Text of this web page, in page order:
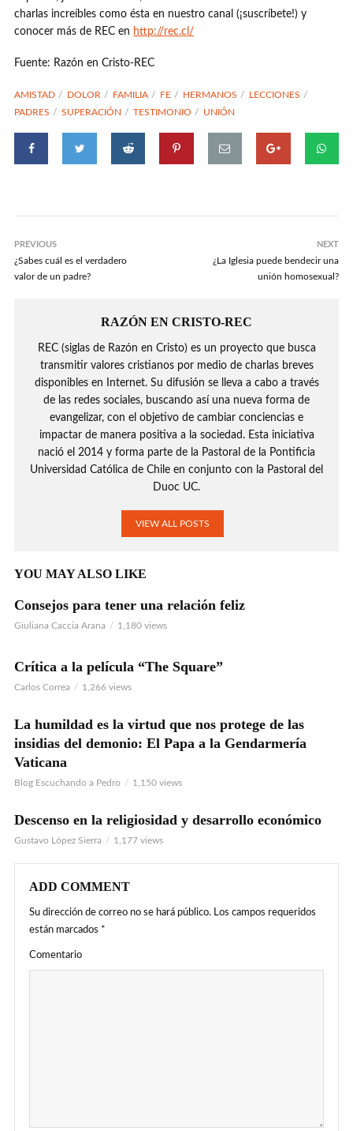
charlas increíbles como ésta en nuestro canal (¡suscríbete!) y
conocer más de REC en http://rec.cl/
Fuente: Razón en Cristo-REC
AMISTAD DOLOR FAMILIA FE HERMANOS
LECCIONES
PADRES
SUPERACIÓN TESTIMONIO UNIÓN
PREVIOUS
¿Sabes cuál es el verdadero
valor de un padre?
NEXT
¿La Iglesia puede bendecir una
unión homosexual?
RAZÓN EN CRISTO-REC
REC (siglas de Razón en Cristo) es un proyecto que busca
transmitir valores cristianos por medio de charlas breves
disponibles en Internet. Su difusión se lleva a cabo a través
de las redes sociales, buscando así una nueva forma de
evangelizar, con el objetivo de cambiar conciencias e
impactar de manera positiva a la sociedad. Esta iniciativa
nació el 2014 y forma parte de la Pastoral de la Pontificia
Universidad Católica de Chile en conjunto con la Pastoral del
Duoc UC.
VIEW ALL POSTS
YOU MAY ALSO LIKE
AUDIO
Consejos para tener una relación feliz
Giuliana Caccia Arana 1,180 views
VIDEO
Crítica a la película “The Square”
Carlos Correa 1,266 views
La humildad es la virtud que nos protege de las
insidias del demonio: El Papa a la Gendarmería
Vaticana
Blog Escuchando a Pedro 1,150 views
Descenso en la religiosidad y desarrollo económico
Gustavo López Sierra 1,177 views
ADD COMMENT
Su dirección de correo no se hará público. Los campos requeridos
están marcados *
Comentario